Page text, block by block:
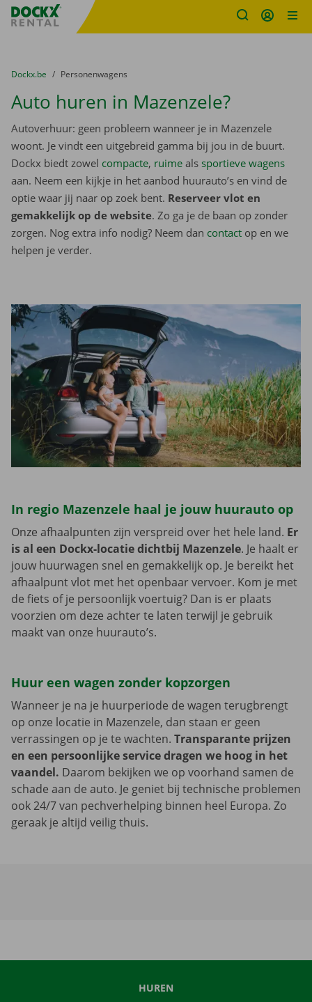
Fratello DEMO
U bevindt zich hier:
van
Dockx.be naar
Personenwagens
Auto huren in Mazenzele?
Autoverhuur: geen probleem wanneer je in Mazenzele
woont. Je vindt een uitgebreid gamma bij jou in de buurt.
Dockx biedt zowel compacte, ruime als sportieve wagens
aan. Neem een kijkje in het aanbod huurauto’s en vind de
optie waar jij naar op zoek bent. Reserveer vlot en
gemakkelijk op de website. Zo ga je de baan op zonder
zorgen. Nog extra info nodig? Neem dan contact op en we
helpen je verder.
In regio Mazenzele haal je jouw huurauto op
Onze afhaalpunten zijn verspreid over het hele land. Er
is al een Dockx-locatie dichtbij Mazenzele. Je haalt er
jouw huurwagen snel en gemakkelijk op. Je bereikt het
afhaalpunt vlot met het openbaar vervoer. Kom je met
de fiets of je persoonlijk voertuig? Dan is er plaats
voorzien om deze achter te laten terwijl je gebruik
maakt van onze huurauto’s.
Huur een wagen zonder kopzorgen
Wanneer je na je huurperiode de wagen terugbrengt
op onze locatie in Mazenzele, dan staan er geen
verrassingen op je te wachten. Transparante prijzen
en een persoonlijke service dragen we hoog in het
vaandel. Daarom bekijken we op voorhand samen de
schade aan de auto. Je geniet bij technische problemen
ook 24/7 van pechverhelping binnen heel Europa. Zo
geraak je altijd veilig thuis.
HUREN